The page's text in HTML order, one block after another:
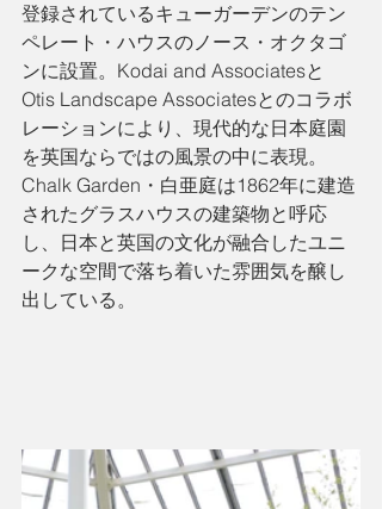
登録されているキューガーデンのテン
ペレート・ハウスのノース・オクタゴ
ンに設置。Kodai and Associatesと
Otis Landscape Associatesとのコラボ
レーションにより、現代的な日本庭園
を英国ならではの風景の中に表現。
Chalk Garden・白亜庭は1862年に建造
されたグラスハウスの建築物と呼応
し、日本と英国の文化が融合したユニ
ークな空間で落ち着いた雰囲気を醸し
出している。